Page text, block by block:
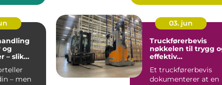
nattehi...
og
– slik
et
– men
03. jun
Truckførerbevis
nøkkelen til trygg
effektiv
Et truckførerbevis
dokumenterer at en